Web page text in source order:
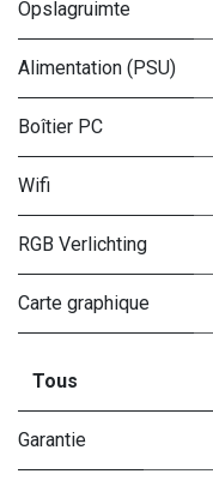
Opslagruimte
Alimentation (PSU)
Boîtier PC
Wifi
RGB Verlichting
Carte graphique
Tous
Garantie